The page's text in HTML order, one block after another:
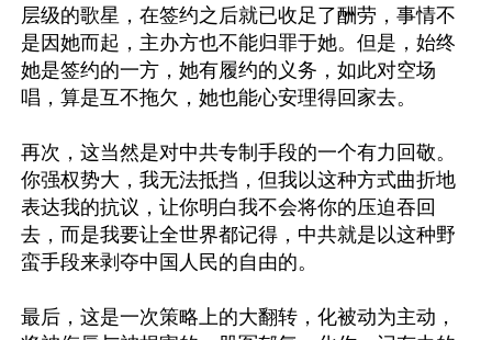
层级的歌星，在签约之后就已收足了酬劳，事情不
是因她而起，主办方也不能归罪于她。但是，始终
她是签约的一方，她有履约的义务，如此对空场
唱，算是互不拖欠，她也能心安理得回家去。
再次，这当然是对中共专制手段的一个有力回敬。
你强权势大，我无法抵挡，但我以这种方式曲折地
表达我的抗议，让你明白我不会将你的压迫吞回
去，而是我要让全世界都记得，中共就是以这种野
蛮手段来剥夺中国人民的自由的。
最后，这是一次策略上的大翻转，化被动为主动，